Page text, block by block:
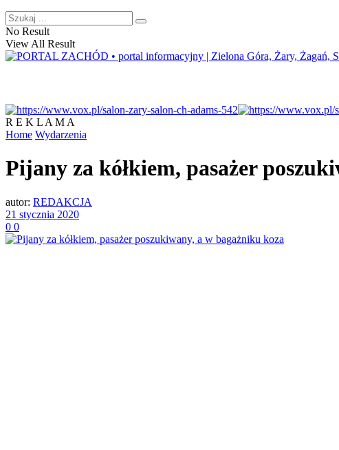
No Result
View All Result
R E K L A M A
Home Wydarzenia
Pijany za kółkiem, pasażer
autor: REDAKCJA
21 stycznia 2020
0 0